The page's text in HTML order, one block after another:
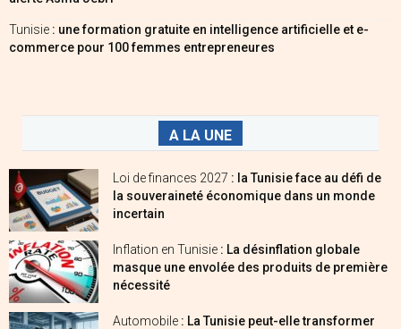
Tunisie : une formation gratuite en intelligence artificielle et e-
commerce pour 100 femmes entrepreneures
A LA UNE
Loi de finances 2027 : la Tunisie face au défi de
la souveraineté économique dans un monde
incertain
Inflation en Tunisie : La désinflation globale
masque une envolée des produits de première
nécessité
Automobile : La Tunisie peut-elle transformer